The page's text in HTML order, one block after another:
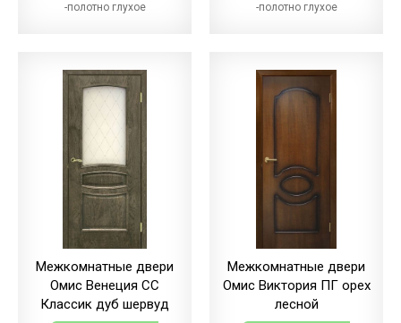
-полотно глухое
-полотно глухое
Межкомнатные двери
Омис Венеция СС
Классик дуб шервуд
Межкомнатные двери
Омис Виктория ПГ орех
лесной